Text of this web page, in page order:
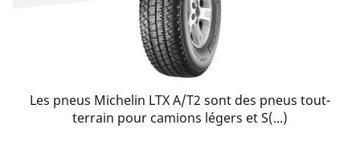
Les pneus Michelin LTX A/T2 sont des pneus tout-
terrain pour camions légers et S(...)